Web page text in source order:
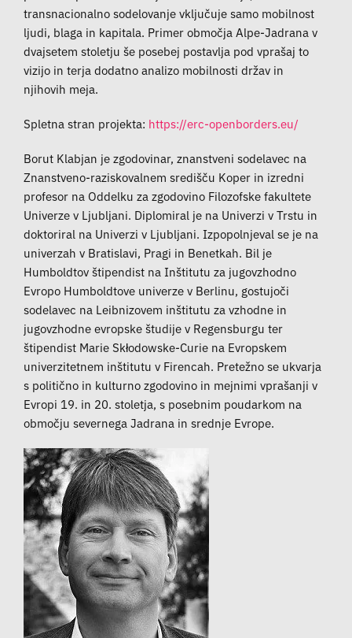
transnacionalno sodelovanje vključuje samo mobilnost
ljudi, blaga in kapitala. Primer območja Alpe-Jadrana v
dvajsetem stoletju še posebej postavlja pod vprašaj to
vizijo in terja dodatno analizo mobilnosti držav in
njihovih meja.
Spletna stran projekta: https://erc-openborders.eu/
Borut Klabjan je zgodovinar, znanstveni sodelavec na
Znanstveno-raziskovalnem središču Koper in izredni
profesor na Oddelku za zgodovino Filozofske fakultete
Univerze v Ljubljani. Diplomiral je na Univerzi v Trstu in
doktoriral na Univerzi v Ljubljani. Izpopolnjeval se je na
univerzah v Bratislavi, Pragi in Benetkah. Bil je
Humboldtov štipendist na Inštitutu za jugovzhodno
Evropo Humboldtove univerze v Berlinu, gostujoči
sodelavec na Leibnizovem inštitutu za vzhodne in
jugovzhodne evropske študije v Regensburgu ter
štipendist Marie Skłodowske-Curie na Evropskem
univerzitetnem inštitutu v Firencah. Pretežno se ukvarja
s politično in kulturno zgodovino in mejnimi vprašanji v
Evropi 19. in 20. stoletja, s posebnim poudarkom na
območju severnega Jadrana in srednje Evrope.